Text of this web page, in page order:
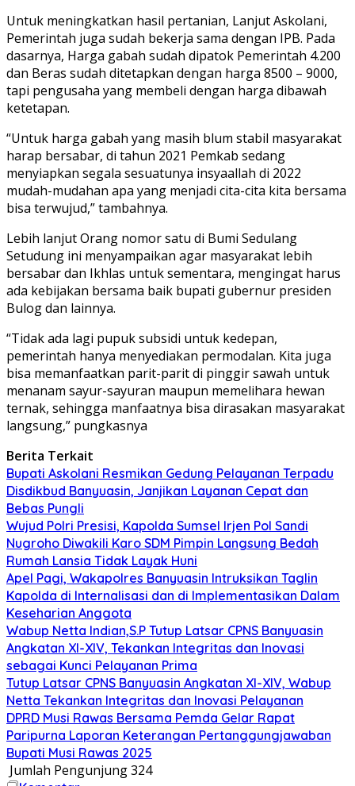
Untuk meningkatkan hasil pertanian, Lanjut Askolani,
Pemerintah juga sudah bekerja sama dengan IPB. Pada
dasarnya, Harga gabah sudah dipatok Pemerintah 4.200
dan Beras sudah ditetapkan dengan harga 8500 – 9000,
tapi pengusaha yang membeli dengan harga dibawah
ketetapan.
“Untuk harga gabah yang masih blum stabil masyarakat
harap bersabar, di tahun 2021 Pemkab sedang
menyiapkan segala sesuatunya insyaallah di 2022
mudah-mudahan apa yang menjadi cita-cita kita bersama
bisa terwujud,” tambahnya.
Lebih lanjut Orang nomor satu di Bumi Sedulang
Setudung ini menyampaikan agar masyarakat lebih
bersabar dan Ikhlas untuk sementara, mengingat harus
ada kebijakan bersama baik bupati gubernur presiden
Bulog dan lainnya.
“Tidak ada lagi pupuk subsidi untuk kedepan,
pemerintah hanya menyediakan permodalan. Kita juga
bisa memanfaatkan parit-parit di pinggir sawah untuk
menanam sayur-sayuran maupun memelihara hewan
ternak, sehingga manfaatnya bisa dirasakan masyarakat
langsung,” pungkasnya
Berita Terkait
Bupati Askolani Resmikan Gedung Pelayanan Terpadu
Disdikbud Banyuasin, Janjikan Layanan Cepat dan
Bebas Pungli
Wujud Polri Presisi, Kapolda Sumsel Irjen Pol Sandi
Nugroho Diwakili Karo SDM Pimpin Langsung Bedah
Rumah Lansia Tidak Layak Huni
Apel Pagi, Wakapolres Banyuasin Intruksikan Taglin
Kapolda di Internalisasi dan di Implementasikan Dalam
Keseharian Anggota
Wabup Netta Indian,S.P Tutup Latsar CPNS Banyuasin
Angkatan XI-XIV, Tekankan Integritas dan Inovasi
sebagai Kunci Pelayanan Prima
Tutup Latsar CPNS Banyuasin Angkatan XI-XIV, Wabup
Netta Tekankan Integritas dan Inovasi Pelayanan
DPRD Musi Rawas Bersama Pemda Gelar Rapat
Paripurna Laporan Keterangan Pertanggungjawaban
Bupati Musi Rawas 2025
Jumlah Pengunjung324